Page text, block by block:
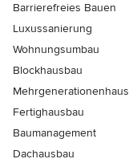
Barrierefreies Bauen
Luxussanierung
Wohnungsumbau
Blockhausbau
Mehrgenerationenhaus
Fertighausbau
Baumanagement
Dachausbau